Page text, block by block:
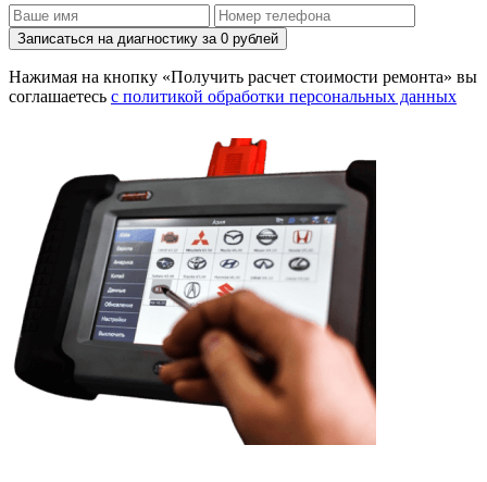
Записаться на диагностику за 0 рублей
Нажимая на кнопку «Получить расчет стоимости ремонта» вы
соглашаетесь с политикой обработки персональных данных